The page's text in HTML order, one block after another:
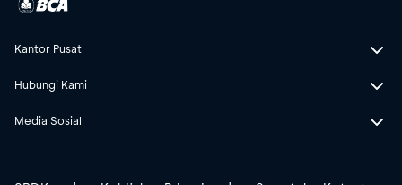
Kantor Pusat
Hubungi Kami
Media Sosial